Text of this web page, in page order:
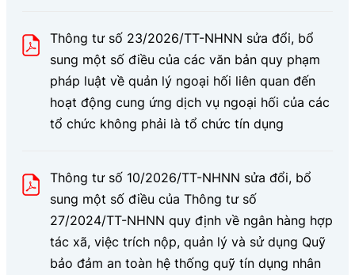
Thông tư số 23/2026/TT-NHNN sửa đổi, bổ
sung một số điều của các văn bản quy phạm
pháp luật về quản lý ngoại hối liên quan đến
hoạt động cung ứng dịch vụ ngoại hối của các
tổ chức không phải là tổ chức tín dụng
Thông tư số 10/2026/TT-NHNN sửa đổi, bổ
sung một số điều của Thông tư số
27/2024/TT-NHNN quy định về ngân hàng hợp
tác xã, việc trích nộp, quản lý và sử dụng Quỹ
bảo đảm an toàn hệ thống quỹ tín dụng nhân